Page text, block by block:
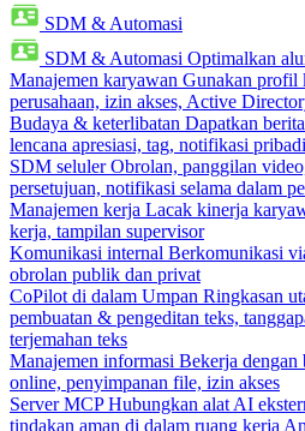
SDM & Automasi
SDM & Automasi Optimalkan
Manajemen karyawan Gunakan profil
perusahaan, izin akses, Active
Budaya & keterlibatan Dapatkan
lencana apresiasi, tag, notifikasi pribadi
SDM seluler Obrolan, panggilan
persetujuan, notifikasi selama dalam
Manajemen kerja Lacak kinerja
kerja, tampilan supervisor
Komunikasi internal Berkomunikasi
obrolan publik dan privat
CoPilot di dalam Umpan Ringkasan
pembuatan & pengeditan teks,
terjemahan teks
Manajemen informasi Bekerja dengan
online, penyimpanan file, izin akses
Server MCP Hubungkan alat AI
tindakan aman di dalam ruang kerja